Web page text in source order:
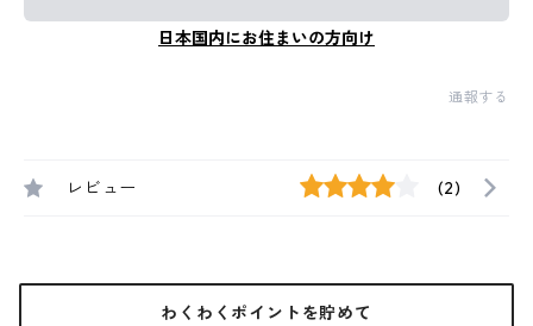
日本国内にお住まいの方向け
通報する
レビュー (2)
わくわくポイントを貯めて